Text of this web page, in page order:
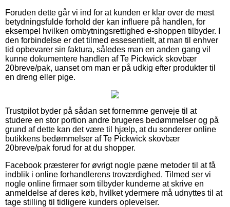
Foruden dette går vi ind for at kunden er klar over de mest
betydningsfulde forhold der kan influere på handlen, for
eksempel hvilken ombytningsrettighed e-shoppen tilbyder. I
den forbindelse er det tilmed essesentielt, at man til enhver
tid opbevarer sin faktura, således man en anden gang vil
kunne dokumentere handlen af Te Pickwick skovbær
20breve/pak, uanset om man er på udkig efter produkter til
en dreng eller pige.
Trustpilot byder på sådan set fornemme genveje til at
studere en stor portion andre brugeres bedømmelser og på
grund af dette kan det være til hjælp, at du sonderer online
butikkens bedømmelser af Te Pickwick skovbær
20breve/pak forud for at du shopper.
Facebook præsterer for øvrigt nogle pæne metoder til at få
indblik i online forhandlerens troværdighed. Tilmed ser vi
nogle online firmaer som tilbyder kunderne at skrive en
anmeldelse af deres køb, hvilket ydermere må udnyttes til at
tage stilling til tidligere kunders oplevelser.